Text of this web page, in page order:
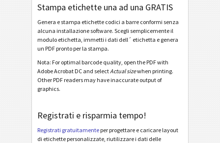
Odette OTL 3 - Master Multiple
Odette OTL 3 - Master Mixed
Odette OTL 3 - License Plate - Single / Master
Stampa etichette una ad una GRATIS
Genera e stampa etichette codici a barre conformi senza
alcuna installazione software. Scegli semplicemente il
modulo etichetta, immetti i dati dell´ etichetta e genera
un PDF pronto per la stampa.
Nota: For optimal barcode quality, open the PDF with
Adobe Acrobat DC and selectActual sizewhen printing.
Other PDF readers may have inaccurate output of
graphics.
Registrati e risparmia tempo!
Registrati gratuitamente per progettare e caricare layout
di etichette personalizzate, riutilizzare i dati delle